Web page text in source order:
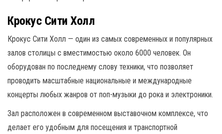
Крокус Сити Холл
Крокус Сити Холл — один из самых современных и популярных
залов столицы с вместимостью около 6000 человек. Он
оборудован по последнему слову техники, что позволяет
проводить масштабные национальные и международные
концерты любых жанров от поп-музыки до рока и электроники.
Зал расположен в современном выставочном комплексе, что
делает его удобным для посещения и транспортной